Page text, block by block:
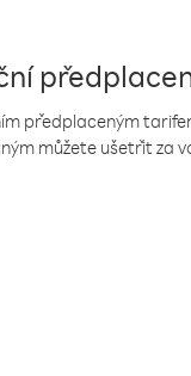
předplaceným
můžete ušetřit za